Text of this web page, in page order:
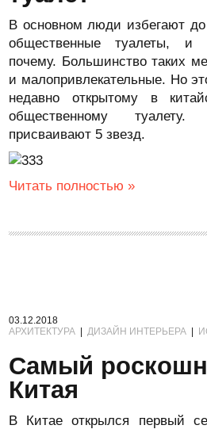
В основном люди избегают до
общественные туалеты, и
почему. Большинство таких
и малопривлекательные. Но
недавно открытому в
общественному
присваивают 5 звезд.
Читать полностью »
03.12.2018
АРХИТЕКТУРА |ДИЗАЙН ИНТЕРЬЕРА
Самый
Китая
В Китае открылся первый